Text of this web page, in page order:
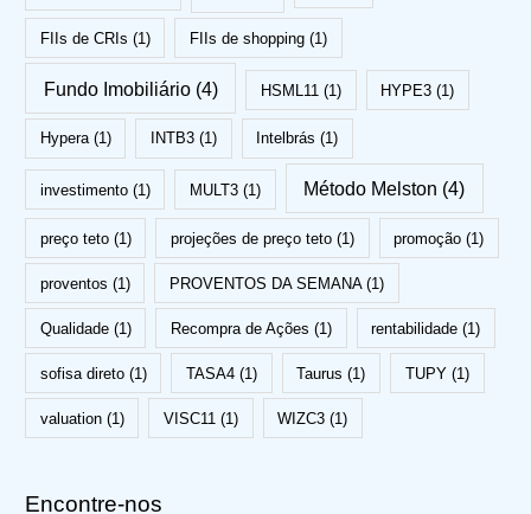
FIIs de CRIs (1) FIIs de shopping (1)
Fundo Imobiliário(4) HSML11 (1) HYPE3 (1)
Hypera(1) INTB3 (1) Intelbrás (1)
investimento(1) MULT3 (1) Método Melston (4)
preço teto(1) projeções de preço teto (1) promoção (1)
proventos (1) PROVENTOS DA SEMANA(1)
Qualidade(1) Recompra de Ações (1) rentabilidade (1)
sofisa direto(1) TASA4 (1) Taurus (1) TUPY(1)
valuation(1) VISC11 (1) WIZC3 (1)
Encontre-nos